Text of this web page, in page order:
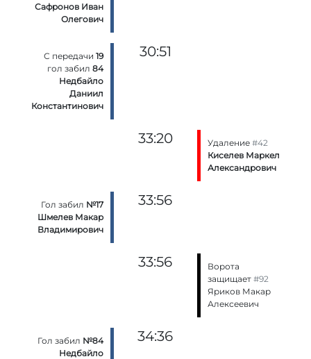
Сафронов Иван
Олегович
С передачи19
гол забил84
Недбайло
Даниил
Константинович
30:51
33:20 Удаление #42
Киселев Маркел
Александрович
Гол забил №17
Шмелев Макар
Владимирович
33:56
33:56
Ворота
защищает #92
Яриков Макар
Алексеевич
Гол забил №84
Недбайло
34:36